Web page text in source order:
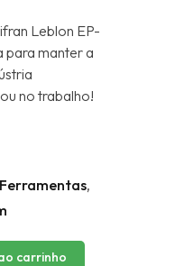
Leblon EP-
para manter a
no trabalho!
,
carrinho